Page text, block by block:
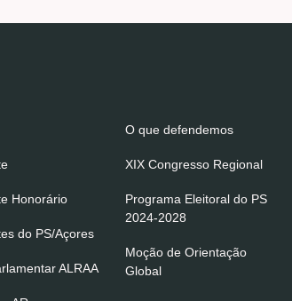
Honorário
do PS/Açores
ALRAA
O que defendemos
XIX Congresso Regional
Programa Eleitoral do PS
2024-2028
Moção de Orientação
Global